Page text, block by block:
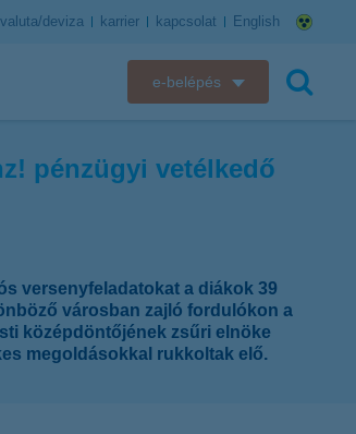
valuta/deviza karrier kapcsolat English
e-belépés
K&H web Electra
K&H Biztosító ügyfélportál
keresés
pénzügyi vetélkedő
versenyfeladatokat a diákok 39
városban zajló fordulókon a
középdöntőjének zsűri elnöke
megoldásokkal rukkoltak elő.